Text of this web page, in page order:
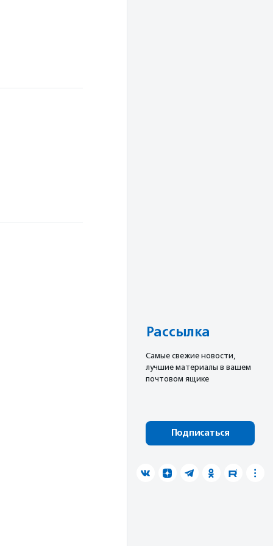
Рассылка
Cамые свежие новости,
лучшие материалы в вашем
почтовом ящике
Подписаться